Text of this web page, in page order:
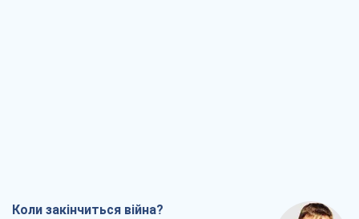
Коли закінчиться війна?